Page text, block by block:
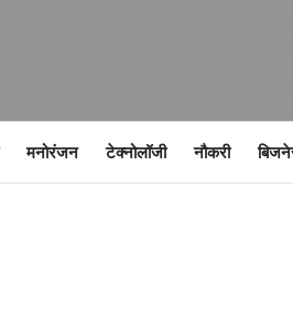
मनोरंजन टेक्नोलॉजी नौकरी